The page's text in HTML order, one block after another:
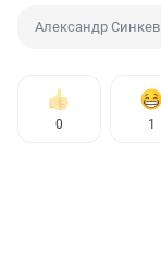
Александр
0 1